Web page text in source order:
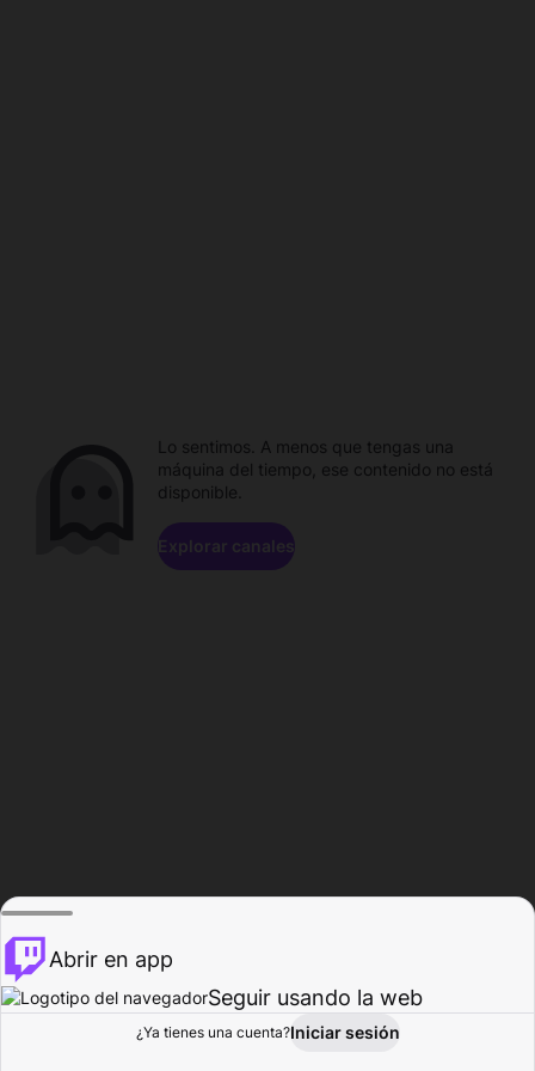
Explorar Actividad
Lo sentimos. A menos que tengas una
máquina del tiempo, ese contenido no está
disponible.
Explorar canales
Abrir en app
Seguir usando la web
¿Ya tienes una cuenta?Iniciar sesión